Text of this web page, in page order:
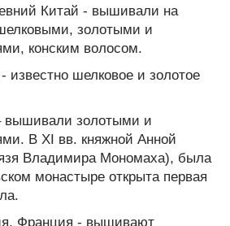
Китай - вышивали на
золотыми и
конским волосом.
известно шелковое и золотое
вышивали золотыми и
В XI вв. княжной Анной
Владимира Мономаха), была
монастыре открыта первая
Франция - вышивают